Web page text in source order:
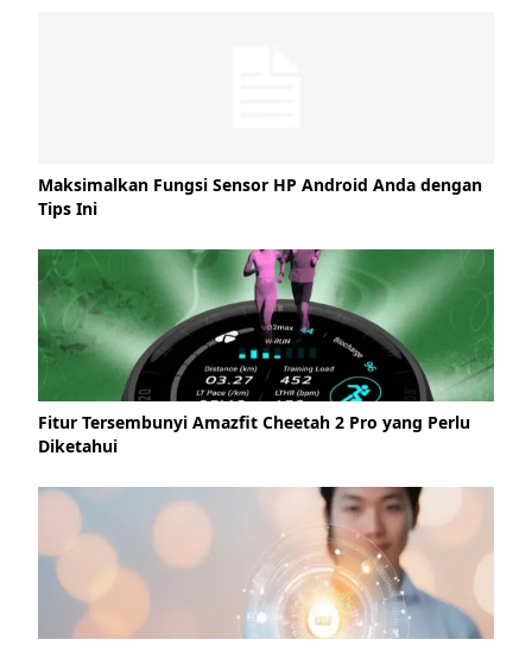
Maksimalkan Fungsi Sensor HP Android Anda dengan
Tips Ini
Fitur Tersembunyi Amazfit Cheetah 2 Pro yang Perlu
Diketahui